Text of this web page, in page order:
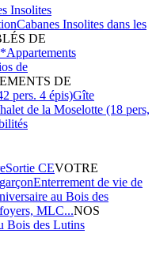
Insolites
Cabanes Insolites dans les
DE
Appartements
de
DE
pers. 4 épis)Gîte
de la Moselotte (18 pers,
Sortie CEVOTRE
Enterrement de vie de
au Bois des
MLC...NOS
Bois des Lutins